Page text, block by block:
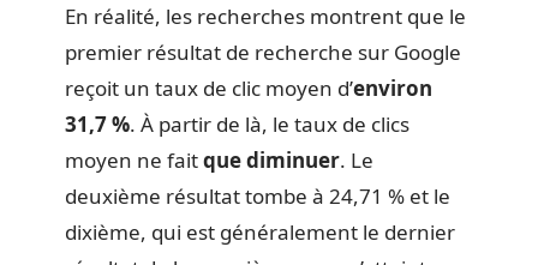
En réalité, les recherches montrent que le
premier résultat de recherche sur Google
reçoit un taux de clic moyen d’environ
31,7 %. À partir de là, le taux de clics
moyen ne faitque diminuer. Le
deuxième résultat tombe à 24,71 % et le
dixième, qui est généralement le dernier